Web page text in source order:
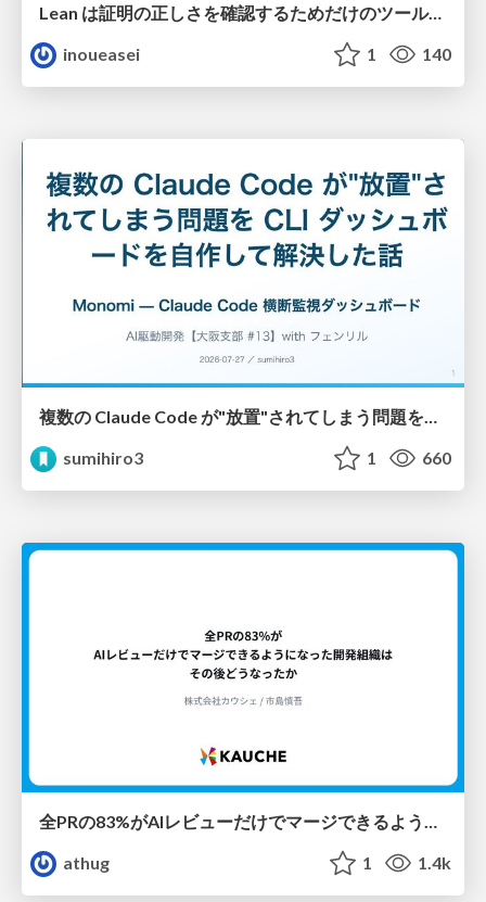
Lean は証明の正しさを確認するためだけのツールって思ってませんか？
inoueasei
1 140
複数の Claude Code が"放置"されてしまう問題をCLI ダッシュボードを自作して解決した話
sumihiro3
1 660
athug
1 1.4k